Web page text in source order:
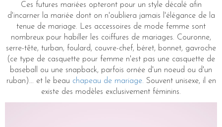
Ces futures mariées opteront pour un style décalé afin
d'incarner la mariée dont on n'oubliera jamais l'élégance de la
tenue de mariage. Les accessoires de mode femme sont
nombreux pour habiller les coiffures de mariages. Couronne,
serre-tête, turban, foulard, couvre-chef, béret, bonnet, gavroche
(ce type de casquette pour femme n'est pas une casquette de
baseball ou une snapback, parfois ornée d'un noeud ou d'un
ruban)... et le beau chapeau de mariage. Souvent unisexe, il en
existe des modèles exclusivement féminins.